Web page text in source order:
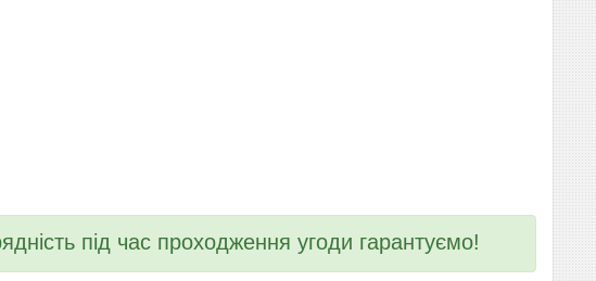
під час проходження угоди гарантуємо!